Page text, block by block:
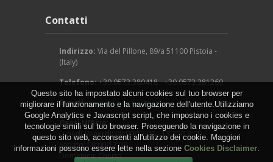
Contatti
Indirizzo: Via del Pillone, 89/a 51100 Pistoia -
(Italy)
Telefono:+39.0573.380418 - +39.0573.381269
E-mail:info@arcangeligino.it
Orari Ufficio:
Lunedì-Venerdì: 08:00/12:00 - 13:30/18:00
Sabato: 08:00/12:00
Domenica: Chiuso
Questo sito ha impostato alcuni cookies sul tuo browser per
migliorare il funzionamento e la navigazione dell'utente.Utilizziamo
Google Analytics e Javascript script, che impostano i cookies e
tecnologie simili sul tuo browser. Proseguendo la navigazione in
questo sito web, acconsenti all'utilizzo dei cookie. Maggiori
informazioni possono essere lette nella sezione Cookies Disclaimer.